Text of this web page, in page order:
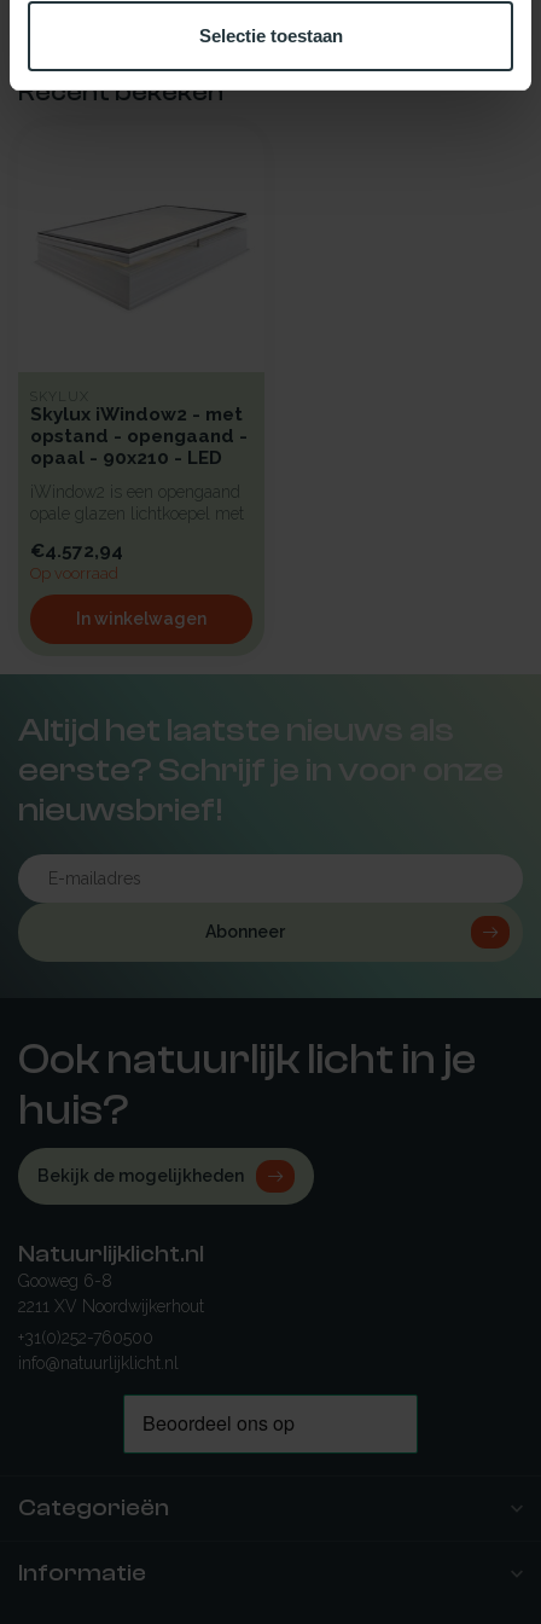
Selectie toestaan
Recent bekeken
SKYLUX
Skylux iWindow2 - met
opstand - opengaand -
opaal - 90x210 - LED
iWindow2 is een opengaand
opale glazen lichtkoepel met
€4.572,94
Op voorraad
In winkelwagen
Altijd het laatste nieuws als
eerste? Schrijf je in voor onze
nieuwsbrief!
Abonneer
Ook natuurlijk licht in je
huis?
Bekijk de mogelijkheden
Natuurlijklicht.nl
Gooweg 6-8
2211 XV Noordwijkerhout
+31(0)252-760500
info@natuurlijklicht.nl
Categorieën
Informatie